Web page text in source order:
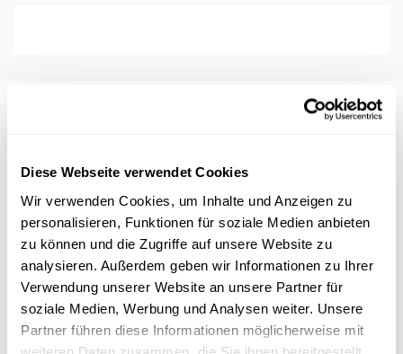
Diese Webseite verwendet Cookies
Wir verwenden Cookies, um Inhalte und Anzeigen zu
personalisieren, Funktionen für soziale Medien anbieten
zu können und die Zugriffe auf unsere Website zu
analysieren. Außerdem geben wir Informationen zu Ihrer
Verwendung unserer Website an unsere Partner für
soziale Medien, Werbung und Analysen weiter. Unsere
Partner führen diese Informationen möglicherweise mit
FNR AWARD PARKINSON
PERSONALISIERTE MEDIZIN